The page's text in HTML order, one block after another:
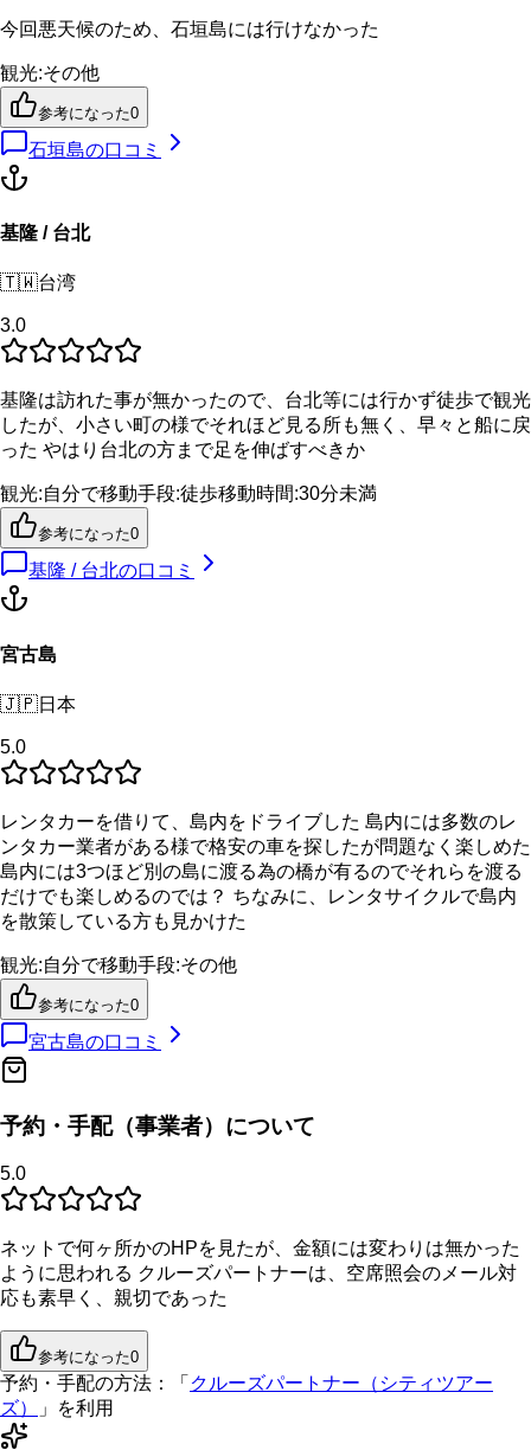
今回悪天候のため、石垣島には行けなかった
観光:その他
参考になった0
石垣島の口コミ
基隆 / 台北
🇹🇼台湾
3.0
基隆は訪れた事が無かったので、台北等には行かず徒歩で観光
したが、小さい町の様でそれほど見る所も無く、早々と船に戻
った やはり台北の方まで足を伸ばすべきか
観光:自分で移動手段:徒歩移動時間:30分未満
参考になった0
基隆 / 台北の口コミ
宮古島
🇯🇵日本
5.0
レンタカーを借りて、島内をドライブした 島内には多数のレ
ンタカー業者がある様で格安の車を探したが問題なく楽しめた
島内には3つほど別の島に渡る為の橋が有るのでそれらを渡る
だけでも楽しめるのでは？ ちなみに、レンタサイクルで島内
を散策している方も見かけた
観光:自分で移動手段:その他
参考になった0
宮古島の口コミ
予約・手配（事業者）について
5.0
ネットで何ヶ所かのHPを見たが、金額には変わりは無かった
ように思われる クルーズパートナーは、空席照会のメール対
応も素早く、親切であった
参考になった0
予約・手配の方法： 「 クルーズパートナー（シティツアー
ズ）
」を利用